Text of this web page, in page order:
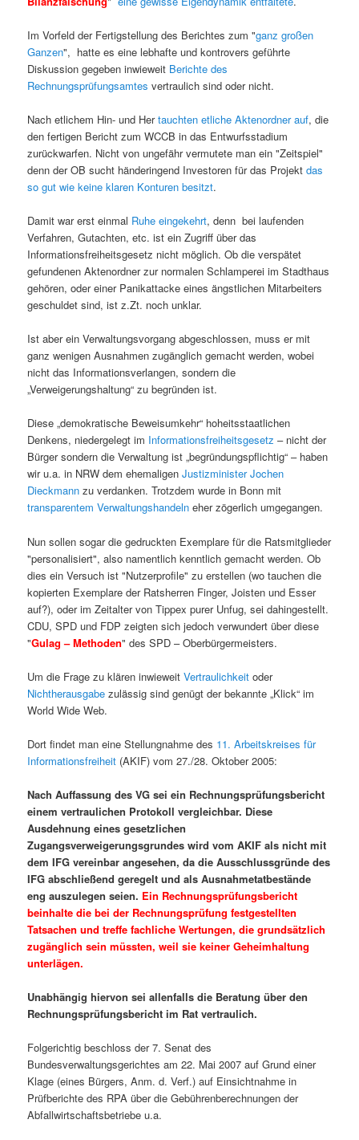
Im Vorfeld der Fertigstellung des Berichtes zum "ganz großen
Ganzen", hatte es eine lebhafte und kontrovers geführte
Diskussion gegeben inwieweit Berichte des
Rechnungsprüfungsamtesvertraulich sind oder nicht.
Nach etlichem Hin- und Hertauchten etliche Aktenordner auf, die
den fertigen Bericht zum WCCB in das Entwurfsstadium
zurückwarfen. Nicht von ungefähr vermutete man ein "Zeitspiel"
denn der OB sucht händeringend Investoren für das Projektdas
so gut wie keine klaren Konturen besitzt.
Damit war erst einmal Ruhe eingekehrt, denn bei laufenden
Verfahren, Gutachten, etc. ist ein Zugriff über das
Informationsfreiheitsgesetz nicht möglich. Ob die verspätet
gefundenen Aktenordner zur normalen Schlamperei im Stadthaus
gehören, oder einer Panikattacke eines ängstlichen Mitarbeiters
geschuldet sind, ist z.Zt. noch unklar.
Ist aber ein Verwaltungsvorgang abgeschlossen, muss er mit
ganz wenigen Ausnahmen zugänglich gemacht werden, wobei
nicht das Informationsverlangen, sondern die
„Verweigerungshaltung“ zu begründen ist.
Diese „demokratische Beweisumkehr“ hoheitsstaatlichen
Denkens, niedergelegt im Informationsfreiheitsgesetz – nicht der
Bürger sondern die Verwaltung ist „begründungspflichtig“ – haben
wir u.a. in NRW dem ehemaligenJustizminister Jochen
Dieckmann zu verdanken. Trotzdem wurde in Bonn mit
transparentem Verwaltungshandelneher zögerlich umgegangen.
Nun sollen sogar die gedruckten Exemplare für die Ratsmitglieder
"personalisiert", also namentlich kenntlich gemacht werden. Ob
dies ein Versuch ist "Nutzerprofile" zu erstellen (wo tauchen die
kopierten Exemplare der Ratsherren Finger, Joisten und Esser
auf?), oder im Zeitalter von Tippex purer Unfug, sei dahingestellt.
CDU, SPD und FDP zeigten sich jedoch verwundert über diese
"Gulag – Methoden" des SPD – Oberbürgermeisters.
Um die Frage zu klären inwieweitVertraulichkeit oder
Nichtherausgabe zulässig sind genügt der bekannte „Klick“ im
World Wide Web.
Dort findet man eine Stellungnahme des 11. Arbeitskreises für
Informationsfreiheit (AKIF) vom 27./28. Oktober 2005:
Nach Auffassung des VG sei ein Rechnungsprüfungsbericht
einem vertraulichen Protokoll vergleichbar. Diese
Ausdehnung eines gesetzlichen
Zugangsverweigerungsgrundes wird vom AKIF als nicht mit
dem IFG vereinbar angesehen, da die Ausschlussgründe des
IFG abschließend geregelt und als Ausnahmetatbestände
eng auszulegen seien. Ein Rechnungsprüfungsbericht
beinhalte die bei der Rechnungsprüfung festgestellten
Tatsachen und treffe fachliche Wertungen, die grundsätzlich
zugänglich sein müssten, weil sie keiner Geheimhaltung
unterlägen.
Unabhängig hiervon sei allenfalls die Beratung über den
Rechnungsprüfungsbericht im Rat vertraulich.
Folgerichtig beschloss der 7. Senat des
Bundesverwaltungsgerichtes am 22. Mai 2007 auf Grund einer
Klage (eines Bürgers, Anm. d. Verf.) auf Einsichtnahme in
Prüfberichte des RPA über die Gebührenberechnungen der
Abfallwirtschaftsbetriebe u.a.